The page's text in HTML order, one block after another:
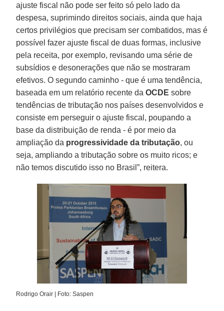
ajuste fiscal não pode ser feito só pelo lado da
despesa, suprimindo direitos sociais, ainda que haja
certos privilégios que precisam ser combatidos, mas é
possível fazer ajuste fiscal de duas formas, inclusive
pela receita, por exemplo, revisando uma série de
subsídios e desonerações que não se mostraram
efetivos. O segundo caminho - que é uma tendência,
baseada em um relatório recente daOCDE sobre
tendências de tributação nos países desenvolvidos e
consiste em perseguir o ajuste fiscal, poupando a
base da distribuição de renda - é por meio da
ampliação da progressividade da tributação, ou
seja, ampliando a tributação sobre os muito ricos; e
não temos discutido isso no Brasil”, reitera.
Rodrigo Orair | Foto: Saspen